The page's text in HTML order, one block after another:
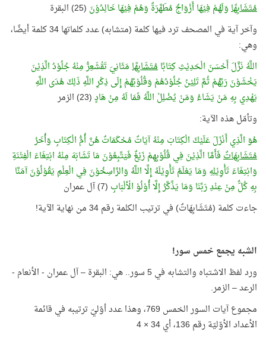
مُتَشَابِهًاوَلَهُمْ فِيْهَا أَزْوَاجٌ مُطَهَّرَةٌ وَهُمْ فِيْهَا خَالِدُوْنَ (25) البقرة
وآخر آية في المصحف ترد فيها كلمة (متشابه) عدد كلماتها 34 كلمة أيضًا،
وهي:
اللَّهُ نَزَّلَ أَحْسَنَ الْحَدِيْثِ كِتَابًامُتَشَابِهًامَثَانِيَ تَقْشَعِرُّ مِنْهُ جُلُوْدُ الَّذِيْنَ
يَخْشَوْنَ رَبَّهُمْ ثُمَّ تَلِيْنُ جُلُوْدُهُمْ وَقُلُوْبُهُمْ إِلَى ذِكْرِ اللَّهِ ذَلِكَ هُدَى اللَّهِ
يَهْدِي بِهِ مَنْ يَشَاءُ وَمَنْ يُضْلِلْ اللَّهُ فَمَا لَهُ مِنْ هَادٍ(23) الزمر
وتأمّل هذه الآية:
هُوَ الَّذِي أَنْزَلَ عَلَيْكَ الْكِتَابَ مِنْهُ آيَاتٌ مُحْكَمَاتٌ هُنَّ أُمُّ الْكِتَابِ وَأُخَرُ
مُتَشَابِهَاتٌفَأَمَّا الَّذِيْنَ فِي قُلُوْبِهِمْ زَيْغٌ فَيَتَّبِعُوْنَ مَا تَشَابَهَ مِنْهُ ابْتِغَاءَ الْفِتْنَةِ
وَابْتِغَاءَ تَأْوِيْلِهِ وَمَا يَعْلَمُ تَأْوِيْلَهُ إِلَّا اللَّهُ وَالرَّاسِخُوْنَ فِي الْعِلْمِ يَقُوْلُوْنَ آمَنَّا
بِهِ كُلٌّ مِنْ عِنْدِ رَبِّنَا وَمَا يَذَّكَّرُ إِلَّا أُوْلُوْ الْألْبَابِ (7) آل عمران
جاءت كلمة (مُتَشَابِهَاتٌ) في ترتيب الكلمة رقم 34 من نهاية الآية!
الشبه يجمع خمس سور!
ورد لفظ الاشتباه والتشابه في 5 سور.. هي: البقرة – آل عمران - الأنعام -
الرعد – الزمر.
مجموع آيات السور الخمس 769، وهذا عدد أوّليّ ترتيبه في قائمة
الأعداد الأوّليّة رقم 136، أي 34 × 4